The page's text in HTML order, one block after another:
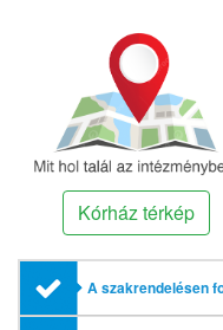
Kórház térkép
A szakrendelésen